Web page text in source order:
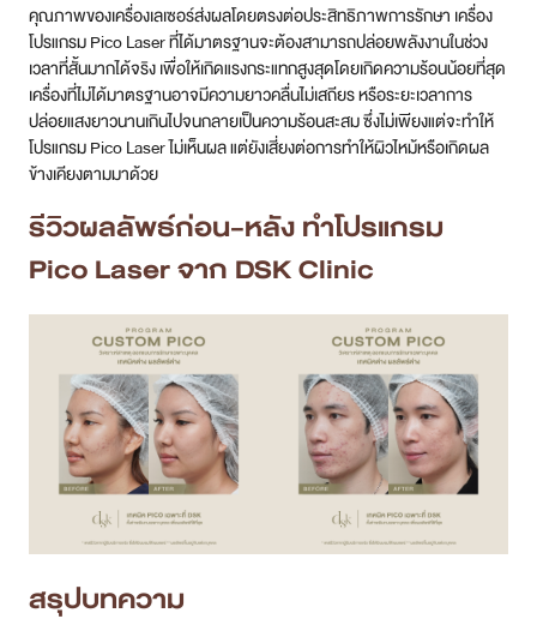
คุณภาพของเครื่องเลเซอร์ส่งผลโดยตรงต่อประสิทธิภาพการรักษา เครื่อง
โปรแกรม Pico Laser ที่ได้มาตรฐานจะต้องสามารถปล่อยพลังงานในช่วง
เวลาที่สั้นมากได้จริง เพื่อให้เกิดแรงกระแทกสูงสุดโดยเกิดความร้อนน้อยที่สุด
เครื่องที่ไม่ได้มาตรฐานอาจมีความยาวคลื่นไม่เสถียร หรือระยะเวลาการ
ปล่อยแสงยาวนานเกินไปจนกลายเป็นความร้อนสะสม ซึ่งไม่เพียงแต่จะทำให้
โปรแกรม Pico Laser ไม่เห็นผล แต่ยังเสี่ยงต่อการทำให้ผิวไหม้หรือเกิดผล
ข้างเคียงตามมาด้วย
รีวิวผลลัพธ์ก่อน-หลัง ทำโปรแกรม
Pico Laser จาก DSK Clinic
สรุปบทความ